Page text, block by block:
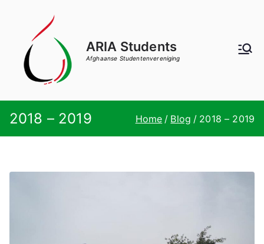
inhoud
ARIA Students
Afghaanse Studentenvereniging
2018 – 2019 Home Blog 2018 – 2019